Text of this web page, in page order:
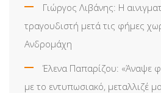
Γιώργος Λιβάνης: Η
τραγουδιστή μετά τις φήμες
Ανδρομάχη
Έλενα Παπαρίζου: «Άναψε
με το εντυπωσιακό, μεταλλιζέ